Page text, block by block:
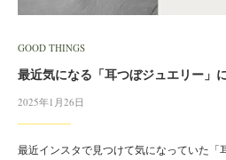
GOOD THINGS
最近気になる「耳つぼジュエリー」
2025年1月26日
最近インスタで見つけて気になっていた「